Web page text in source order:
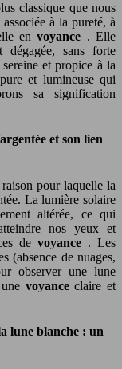
classique que nous
à la pureté, à
envoyance . Elle
dégagée, sans forte
et propice à la
pure et lumineuse qui
sa signification
et son lien
pour laquelle la
La lumière solaire
altérée, ce qui
nos yeux et
de voyance . Les
(absence de nuages,
observer une lune
voyanceclaire et
lune blanche : un